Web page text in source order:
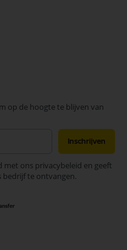
op de hoogte te blijven van
Inschrijven
ons privacybeleid en geeft
te ontvangen.